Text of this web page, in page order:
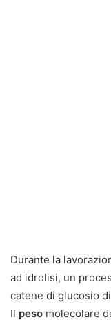
Durante la
ad idrolisi, un
catene di glucosio
Il peso molecolare